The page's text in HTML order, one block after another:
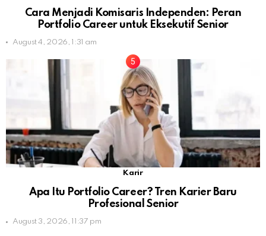
Cara Menjadi Komisaris Independen: Peran
Portfolio Career untuk Eksekutif Senior
August 4, 2026, 1:31 am
Karir
Apa Itu Portfolio Career? Tren Karier Baru
Profesional Senior
August 3, 2026, 11:37 pm